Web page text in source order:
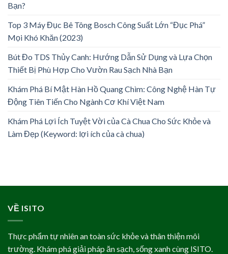
Bạn?
Top 3 Máy Đục Bê Tông Bosch Công Suất Lớn “Đục Phá”
Mọi Khó Khăn (2023)
Bút Đo TDS Thủy Canh: Hướng Dẫn Sử Dụng và Lựa Chọn
Thiết Bị Phù Hợp Cho Vườn Rau Sạch Nhà Bạn
Khám Phá Bí Mật Hàn Hồ Quang Chìm: Công Nghệ Hàn Tự
Động Tiên Tiến Cho Ngành Cơ Khí Việt Nam
Khám Phá Lợi Ích Tuyệt Vời của Cà Chua Cho Sức Khỏe và
Làm Đẹp (Keyword: lợi ích của cà chua)
VỀ ISITO
Thực phẩm tự nhiên an toàn sức khỏe và thân thiện môi
trường. Khám phá giải pháp ăn sạch, sống xanh cùng ISITO.